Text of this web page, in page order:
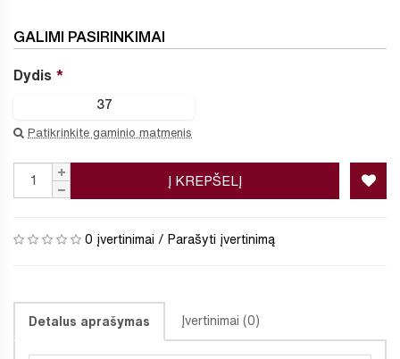
GALIMI PASIRINKIMAI
Dydis
37
Patikrinkite gaminio matmenis
Į KREPŠELĮ
0 įvertinimai / Parašyti įvertinimą
Detalus aprašymas Įvertinimai (0)